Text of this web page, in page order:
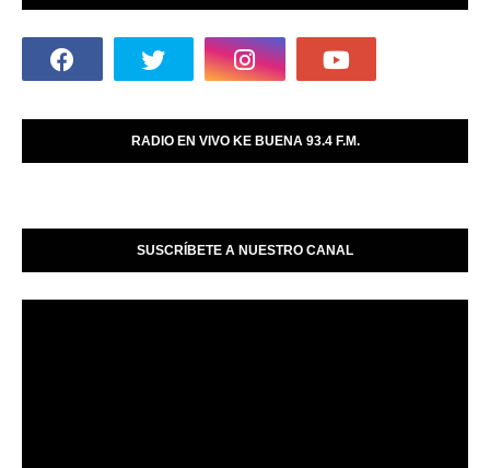
RADIO EN VIVO KE BUENA 93.4 F.M.
SUSCRÍBETE A NUESTRO CANAL